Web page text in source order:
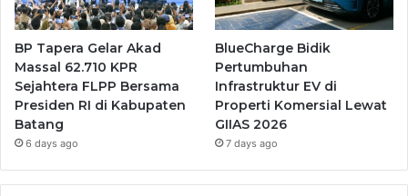
BP Tapera Gelar Akad
Massal 62.710 KPR
Sejahtera FLPP Bersama
Presiden RI di Kabupaten
Batang
6 days ago
BlueCharge Bidik
Pertumbuhan
Infrastruktur EV di
Properti Komersial Lewat
GIIAS 2026
7 days ago